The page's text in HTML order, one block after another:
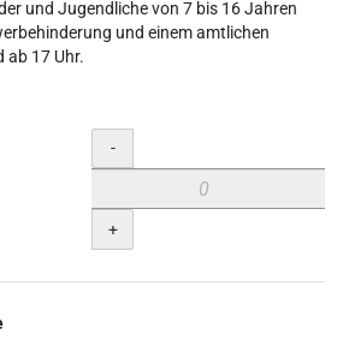
und Jugendliche von 7 bis 16 Jahren
und einem amtlichen
ab 17 Uhr.
Menge
-
+